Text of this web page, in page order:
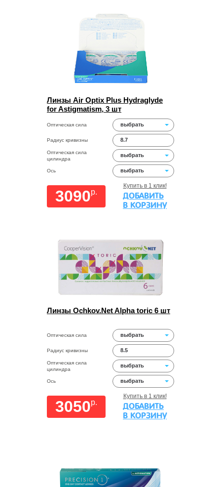
Линзы Air Optix Plus Hydraglyde
for Astigmatism, 3 шт
Оптическая сила выбрать
Радиус кривизны 8.7
Оптическая сила
цилиндра
выбрать
Ось выбрать
3090p.
Купить в 1 клик!
ДОБАВИТЬ
В КОРЗИНУ
Линзы Ochkov.Net Alpha toric 6 шт
Оптическая сила выбрать
Радиус кривизны 8.5
Оптическая сила
цилиндра
выбрать
Ось выбрать
3050p.
Купить в 1 клик!
ДОБАВИТЬ
В КОРЗИНУ